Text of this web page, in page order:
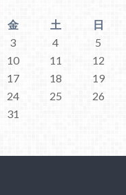
金 土
日
3 4
5
10 11
12
17 18
19
24 25
26
31